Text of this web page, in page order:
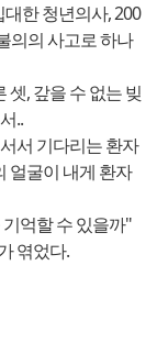
한 청년의사, 200
의의 사고로 하나
셋, 갚을 수 없는 빚
..
서 기다리는 환자
얼굴이 내게 환자
억할 수 있을까"
엮었다.